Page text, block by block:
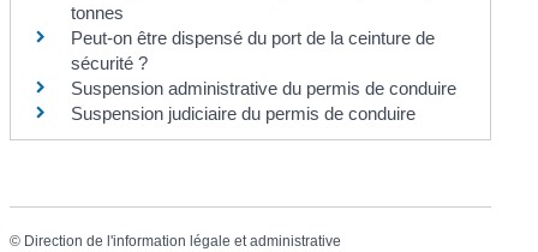
tonnes
Peut-on être dispensé du port de la ceinture de
sécurité ?
Suspension administrative du permis de conduire
Suspension judiciaire du permis de conduire
© Direction de l'information légale et administrative